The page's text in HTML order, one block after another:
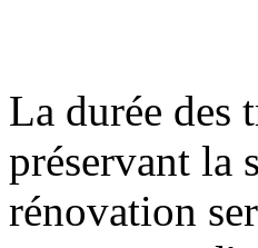
La durée des
préservant la
rénovation